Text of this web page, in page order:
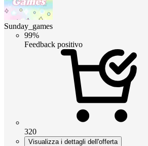
Sunday_games
99%
Feedback positivo
320
Visualizza i dettagli dell'offerta